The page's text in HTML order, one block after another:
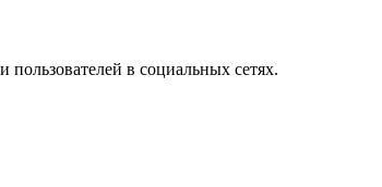
в социальных сетях.